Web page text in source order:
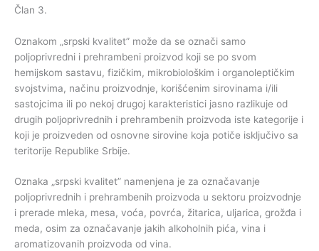
Član 3.
Oznakom „srpski kvalitet” može da se označi samo
poljoprivredni i prehrambeni proizvod koji se po svom
hemijskom sastavu, fizičkim, mikrobiološkim i organoleptičkim
svojstvima, načinu proizvodnje, korišćenim sirovinama i/ili
sastojcima ili po nekoj drugoj karakteristici jasno razlikuje od
drugih poljoprivrednih i prehrambenih proizvoda iste kategorije i
koji je proizveden od osnovne sirovine koja potiče isključivo sa
teritorije Republike Srbije.
Oznaka „srpski kvalitet” namenjena je za označavanje
poljoprivrednih i prehrambenih proizvoda u sektoru proizvodnje
i prerade mleka, mesa, voća, povrća, žitarica, uljarica, grožđa i
meda, osim za označavanje jakih alkoholnih pića, vina i
aromatizovanih proizvoda od vina.